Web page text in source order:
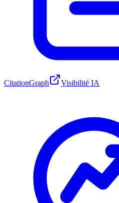
CitationGraph Visibilité IA